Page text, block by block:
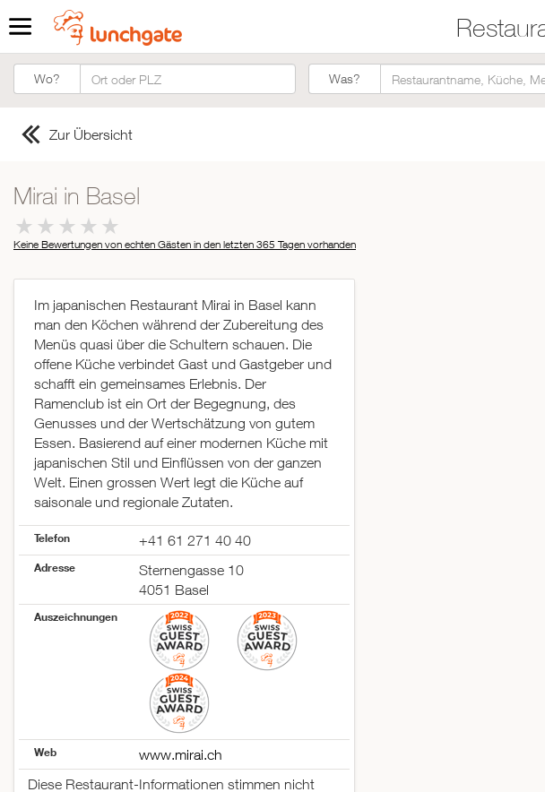
ZUR STARTSEITE
Wo? Was?Was?
Zur Übersicht
Mirai in Basel
Keine Bewertungen von echten Gästen in den letzten 365 Tagen vorhanden
Im japanischen Restaurant Mirai in Basel kann
man den Köchen während der Zubereitung des
Menüs quasi über die Schultern schauen. Die
offene Küche verbindet Gast und Gastgeber und
schafft ein gemeinsames Erlebnis. Der
Ramenclub ist ein Ort der Begegnung, des
Genusses und der Wertschätzung von gutem
Essen. Basierend auf einer modernen Küche mit
japanischen Stil und Einflüssen von der ganzen
Welt. Einen grossen Wert legt die Küche auf
saisonale und regionale Zutaten.
Telefon +41 61 271 40 40
Adresse
Sternengasse 10
4051 Basel
Auszeichnungen
Web
www.mirai.ch
Diese Restaurant-Informationen stimmen nicht